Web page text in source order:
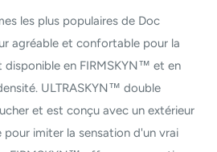
les plus populaires de Doc
agréable et confortable pour la
en FIRMSKYN™ et en
ULTRASKYN™ double
et est conçu avec un extérieur
imiter la sensation d'un vrai